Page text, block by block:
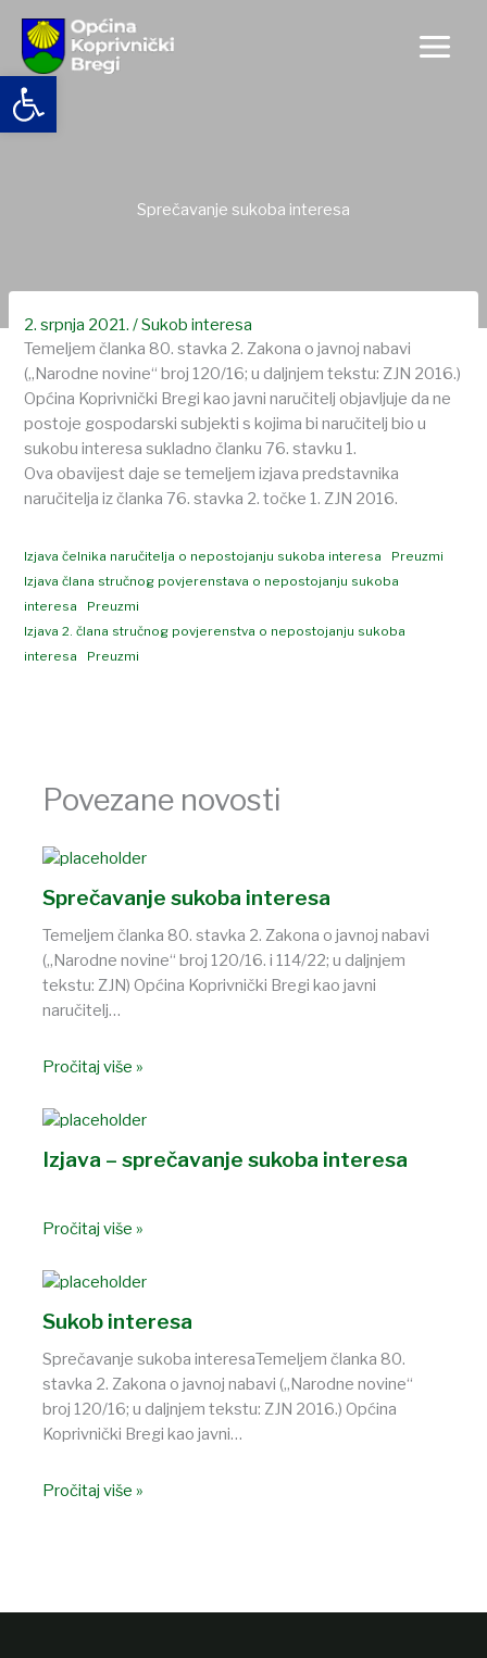
Open toolbar
content
Sprečavanje sukoba interesa
2. srpnja 2021./Sukob interesa
Temeljem članka 80. stavka 2. Zakona o javnoj nabavi
(„Narodne novine“ broj 120/16; u daljnjem tekstu: ZJN 2016.)
Općina Koprivnički Bregi kao javni naručitelj objavljuje da ne
postoje gospodarski subjekti s kojima bi naručitelj bio u
sukobu interesa sukladno članku 76. stavku 1.
Ova obavijest daje se temeljem izjava predstavnika
naručitelja iz članka 76. stavka 2. točke 1. ZJN 2016.
Izjava čelnika naručitelja o nepostojanju sukoba interesa
Preuzmi
Izjava člana stručnog povjerenstava o nepostojanju sukoba
interesa
Preuzmi
Izjava 2. člana stručnog povjerenstva o nepostojanju sukoba
interesa
Preuzmi
Povezane novosti
Sprečavanje sukoba interesa
Temeljem članka 80. stavka 2. Zakona o javnoj nabavi
(„Narodne novine“ broj 120/16. i 114/22; u daljnjem
tekstu: ZJN) Općina Koprivnički Bregi kao javni
naručitelj…
Pročitaj više »
Izjava – sprečavanje sukoba interesa
Pročitaj više »
Sukob interesa
Sprečavanje sukoba interesaTemeljem članka 80.
stavka 2. Zakona o javnoj nabavi („Narodne novine“
broj 120/16; u daljnjem tekstu: ZJN 2016.) Općina
Koprivnički Bregi kao javni…
Pročitaj više »